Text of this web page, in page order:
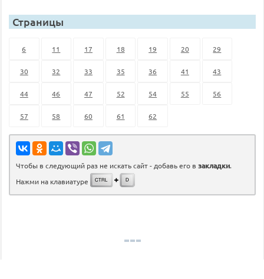
Страницы
6 11 17 18 19 20 29
30 32 33 35 36 41 43
44 46 47 52 54 55 56
57 58 60 61 62
Чтобы в следующий раз не искать сайт - добавь его в закладки.
Нажми на клавиатуре